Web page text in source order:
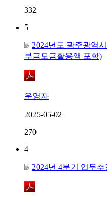
332
5
2024년도 광주광역
부금모금활용액 포함)
운영자
2025-05-02
270
4
2024년 4분기 업무